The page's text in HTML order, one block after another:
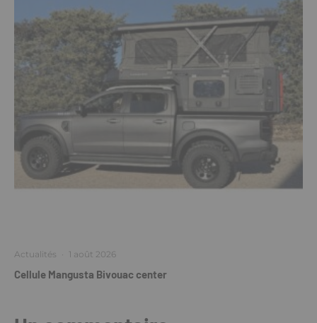
Actualités · 1 août 2026
Cellule Mangusta Bivouac center